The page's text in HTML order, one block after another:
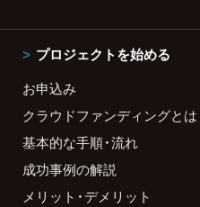
プロジェクトを始める
お申込み
クラウドファンディングとは
基本的な手順・流れ
成功事例の解説
メリット・デメリット